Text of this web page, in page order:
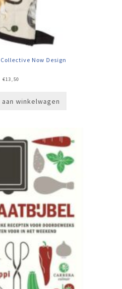
Now Design
€13,50
winkelwagen